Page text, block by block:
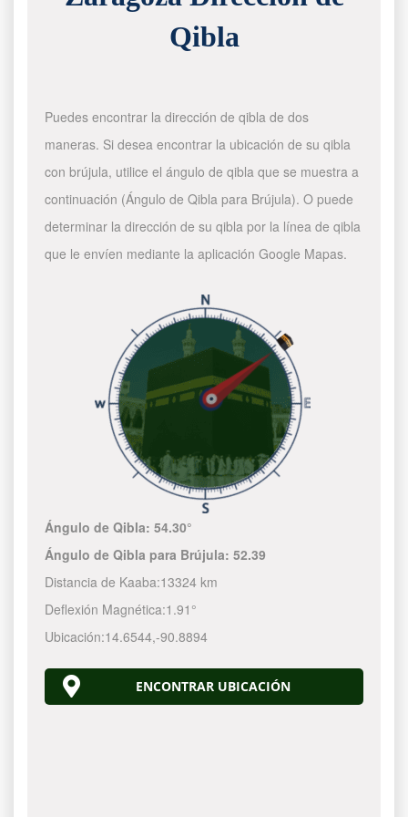
Qibla
Puedes encontrar la dirección de qibla de dos
maneras. Si desea encontrar la ubicación de su qibla
con brújula, utilice el ángulo de qibla que se muestra a
continuación (Ángulo de Qibla para Brújula). O puede
determinar la dirección de su qibla por la línea de qibla
que le envíen mediante la aplicación Google Mapas.
Ángulo de Qibla:54.30°
Ángulo de Qibla para Brújula:52.39
Distancia de Kaaba:13324 km
Deflexión Magnética:1.91°
Ubicación:14.6544,-90.8894
ENCONTRAR UBICACIÓN